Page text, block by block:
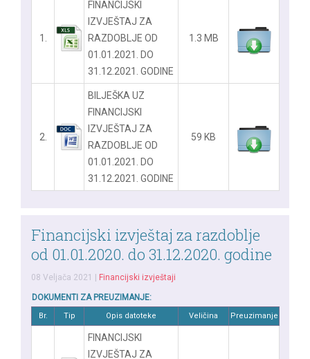
1.
FINANCIJSKI
IZVJEŠTAJ ZA
RAZDOBLJE OD
01.01.2021. DO
31.12.2021. GODINE
1.3 MB
2.
BILJEŠKA UZ
FINANCIJSKI
IZVJEŠTAJ ZA
RAZDOBLJE OD
01.01.2021. DO
31.12.2021. GODINE
59 KB
Financijski izvještaj za razdoblje
od 01.01.2020. do 31.12.2020. godine
08 Veljača 2021 Financijski izvještaji
DOKUMENTI ZA PREUZIMANJE:
Br. Tip Opis datoteke Veličina Preuzimanje
FINANCIJSKI
IZVJEŠTAJ ZA